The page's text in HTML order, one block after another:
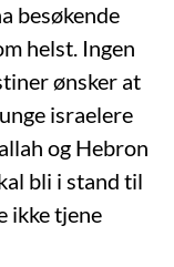
besøkende
helst. Ingen
ønsker at
israelere
og Hebron
bli i stand til
ikke tjene